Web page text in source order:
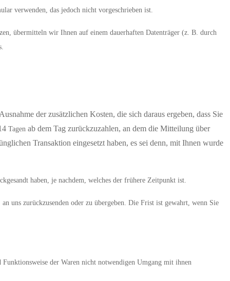
verwenden, das jedoch nicht vorgeschrieben ist.
übermitteln wir Ihnen auf einem dauerhaften Datenträger (z. B. durch
der zusätzlichen Kosten, die sich daraus ergeben, dass Sie
Tagen ab dem Tag zurückzuzahlen, an dem die Mitteilung über
Transaktion eingesetzt haben, es sei denn, mit Ihnen wurde
haben, je nachdem, welches der frühere Zeitpunkt ist.
an uns zurückzusenden oder zu übergeben. Die Frist ist gewahrt, wenn Sie
der Waren nicht notwendigen Umgang mit ihnen